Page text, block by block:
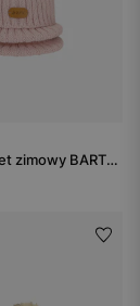
Różowy komplet zimowy BARTEK 85601-15 czapka z pomponem + komin + rękawiczki